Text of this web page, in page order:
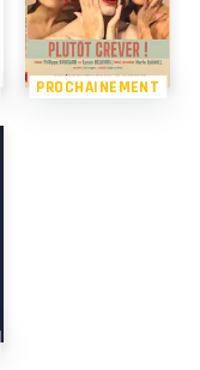
PROCHAINEMENT